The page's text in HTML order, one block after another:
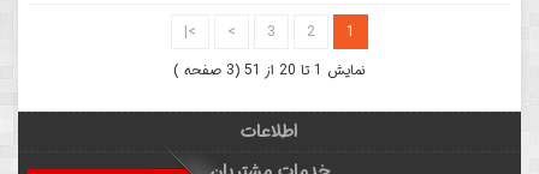
1
2
3
>
>|
نمایش 1 تا 20 از 51 (3 صفحه )
اطلاعات